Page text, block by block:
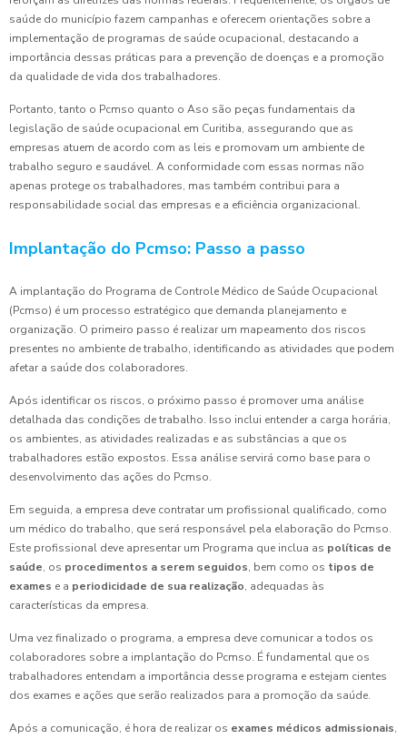
saúde do município fazem campanhas e oferecem orientações sobre a
implementação de programas de saúde ocupacional, destacando a
importância dessas práticas para a prevenção de doenças e a promoção
da qualidade de vida dos trabalhadores.
Portanto, tanto o Pcmso quanto o Aso são peças fundamentais da
legislação de saúde ocupacional em Curitiba, assegurando que as
empresas atuem de acordo com as leis e promovam um ambiente de
trabalho seguro e saudável. A conformidade com essas normas não
apenas protege os trabalhadores, mas também contribui para a
responsabilidade social das empresas e a eficiência organizacional.
Implantação do Pcmso: Passo a passo
A implantação do Programa de Controle Médico de Saúde Ocupacional
(Pcmso) é um processo estratégico que demanda planejamento e
organização. O primeiro passo é realizar um mapeamento dos riscos
presentes no ambiente de trabalho, identificando as atividades que podem
afetar a saúde dos colaboradores.
Após identificar os riscos, o próximo passo é promover uma análise
detalhada das condições de trabalho. Isso inclui entender a carga horária,
os ambientes, as atividades realizadas e as substâncias a que os
trabalhadores estão expostos. Essa análise servirá como base para o
desenvolvimento das ações do Pcmso.
Em seguida, a empresa deve contratar um profissional qualificado, como
um médico do trabalho, que será responsável pela elaboração do Pcmso.
Este profissional deve apresentar um Programa que inclua as políticas de
saúde, os procedimentos a serem seguidos, bem como os tipos de
exames e a periodicidade de sua realização, adequadas às
características da empresa.
Uma vez finalizado o programa, a empresa deve comunicar a todos os
colaboradores sobre a implantação do Pcmso. É fundamental que os
trabalhadores entendam a importância desse programa e estejam cientes
dos exames e ações que serão realizados para a promoção da saúde.
Após a comunicação, é hora de realizar os exames médicos admissionais,